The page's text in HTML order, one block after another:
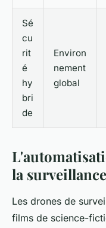
Sé
cu
rit
é
hy
bri
de
Environ
nement
global
la surveillance
Les drones de
films de science-